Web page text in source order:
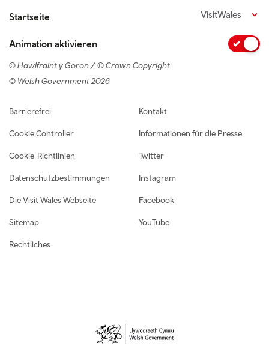
Startseite VisitWales
Animation aktivieren
© Hawlfraint y Goron / © Crown Copyright
© Welsh Government 2026
Footer navigation
Barrierefrei
Cookie Controller
Cookie-Richtlinien
Datenschutzbestimmungen
Die Visit Wales Webseite
Sitemap
Rechtliches
Kontakt
Informationen für die Presse
Twitter
Instagram
Facebook
YouTube